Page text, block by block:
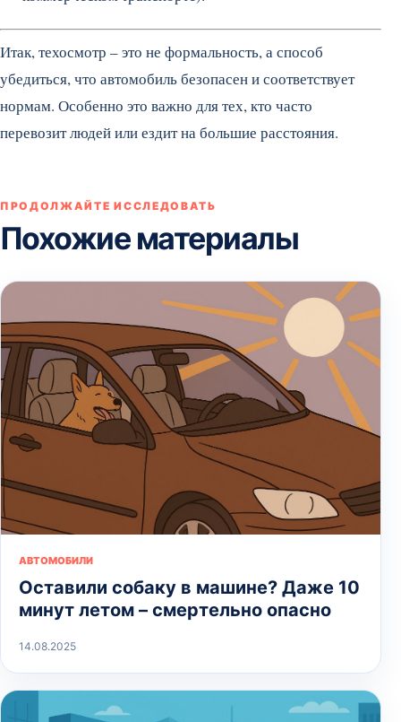
Итак, техосмотр – это не формальность, а способ
убедиться, что автомобиль безопасен и соответствует
нормам. Особенно это важно для тех, кто часто
перевозит людей или ездит на большие расстояния.
ПРОДОЛЖАЙТЕ ИССЛЕДОВАТЬ
Похожие материалы
АВТОМОБИЛИ
Оставили собаку в машине? Даже 10
минут летом – смертельно опасно
14.08.2025